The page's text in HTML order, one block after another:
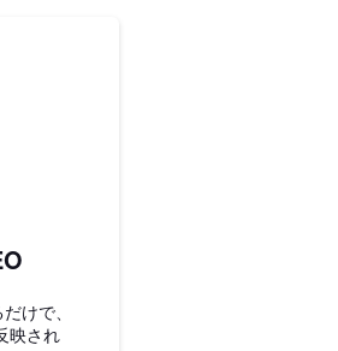
けで、
映され